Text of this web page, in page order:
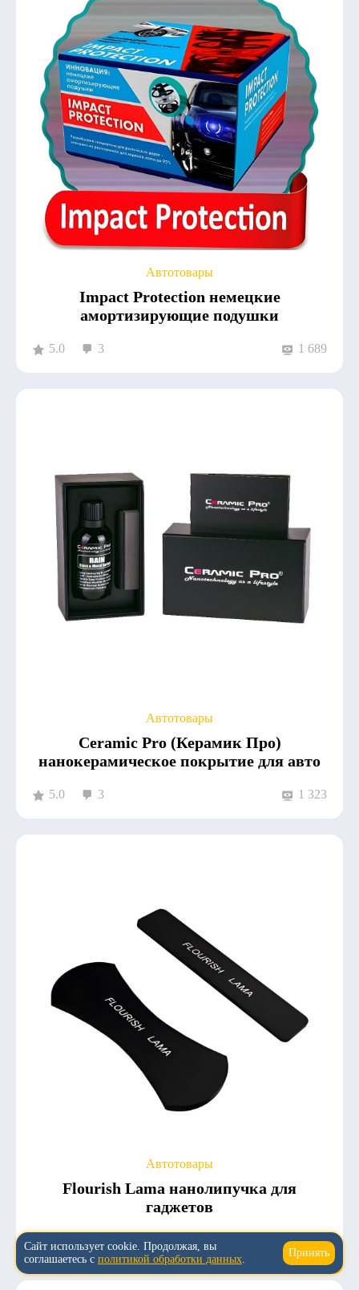
Автотовары
Impact Protection немецкие
амортизирующие подушки
5.0 3 1 689
Автотовары
Ceramic Pro (Керамик Про)
нанокерамическое покрытие для авто
5.0 3 1 323
Автотовары
Flourish Lama нанолипучка для
гаджетов
1 527
↑
Сайт использует cookie. Продолжая, вы
соглашаетесь с политикой обработки данных.
Принять